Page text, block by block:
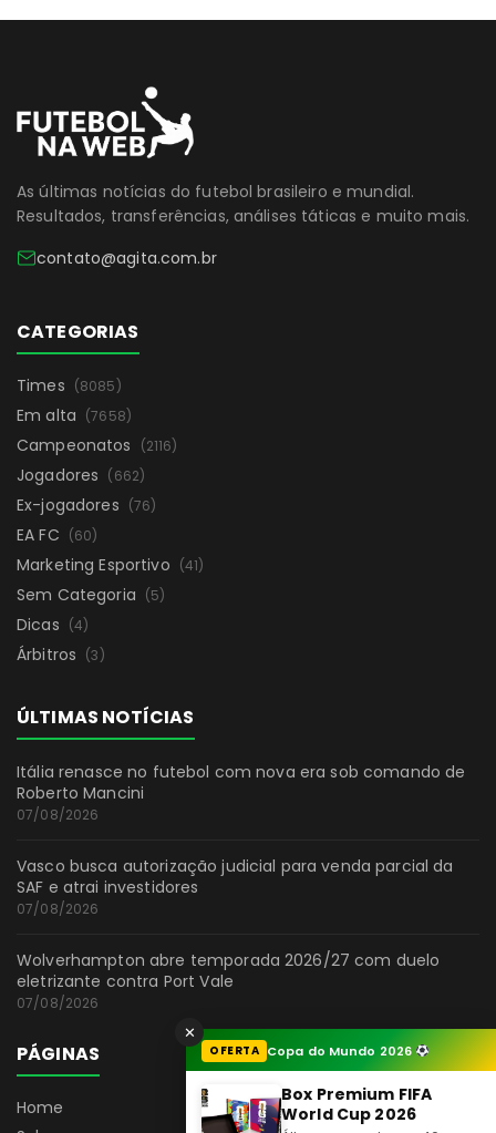
✕
OFERTA Copa do Mundo 2026
Box Premium FIFA
World Cup 2026
As últimas notícias do futebol brasileiro e mundial.
Resultados, transferências, análises táticas e muito mais.
contato@agita.com.br
CATEGORIAS
Times (8085)
Em alta (7658)
Campeonatos (2116)
Jogadores (662)
Ex-jogadores (76)
EA FC (60)
Marketing Esportivo (41)
Sem Categoria (5)
Dicas (4)
Árbitros (3)
ÚLTIMAS NOTÍCIAS
Itália renasce no futebol com nova era sob comando de
Roberto Mancini
07/08/2026
Vasco busca autorização judicial para venda parcial da
SAF e atrai investidores
07/08/2026
Wolverhampton abre temporada 2026/27 com duelo
eletrizante contra Port Vale
07/08/2026
PÁGINAS
Home